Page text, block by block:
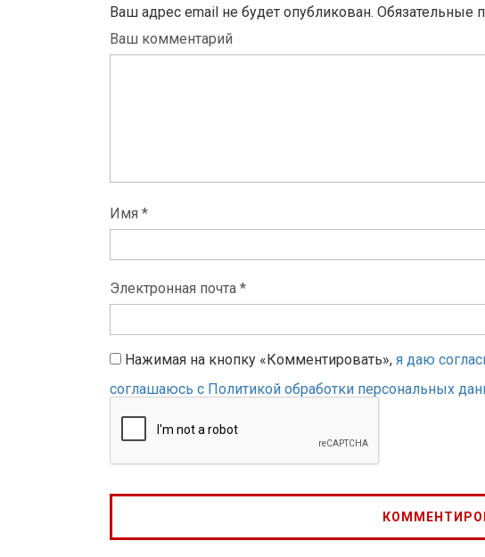
Ваш адрес email не будет опубликован. Обязательные
Ваш комментарий
Имя *
Электронная почта *
Нажимая на кнопку «Комментировать», я даю
соглашаюсь с Политикой обработки персональных